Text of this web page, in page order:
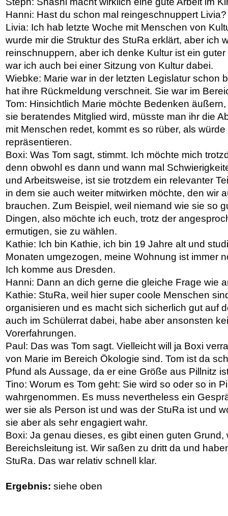
Hanni: Hast du schon mal reingeschnuppert
Livia: Ich hab letzte Woche mit Menschen von
wurde mir die Struktur des StuRa erklärt, aber ich
reinschnuppern, aber ich denke Kultur ist ein
war ich auch bei einer Sitzung von Kultur dabei.
Wiebke: Marie war in der letzten Legislatur schon
hat ihre Rückmeldung verschneit. Sie war im
Tom: Hinsichtlich Marie möchte Bedenken
sie beratendes Mitglied wird, müsste man ihr die
mit Menschen redet, kommt es so rüber, als
repräsentieren.
Boxi: Was Tom sagt, stimmt. Ich möchte mich
denn obwohl es dann und wann mal
und Arbeitsweise, ist sie trotzdem ein relevanter
in dem sie auch weiter mitwirken möchte, den wir
brauchen. Zum Beispiel, weil niemand wie sie so
Dingen, also möchte ich euch, trotz der
ermutigen, sie zu wählen.
Kathie: Ich bin Kathie, ich bin 19 Jahre alt und
Monaten umgezogen, meine Wohnung ist immer
Ich komme aus Dresden.
Hanni: Dann an dich gerne die gleiche Frage wie
Kathie: StuRa, weil hier super coole Menschen
organisieren und es macht sich sicherlich gut auf
auch im Schülerrat dabei, habe aber ansonsten
Vorerfahrungen.
Paul: Das was Tom sagt. Vielleicht will ja Boxi
von Marie im Bereich Ökologie sind. Tom ist da
Pfund als Aussage, da er eine Größe aus Pillnitz
Tino: Worum es Tom geht: Sie wird so oder so in
wahrgenommen. Es muss nevertheless ein
wer sie als Person ist und was der StuRa ist und
sie aber als sehr engagiert wahr.
Boxi: Ja genau dieses, es gibt einen guten Grund,
Bereichsleitung ist. Wir saßen zu dritt da und
StuRa. Das war relativ schnell klar.
Ergebnis: siehe oben